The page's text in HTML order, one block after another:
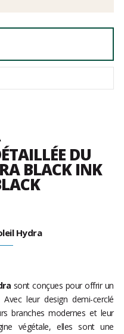
DU
BLACK INK
Hydra
sont conçues pour offrir un
leur design demi-cerclé
branches modernes et leur
végétale, elles sont une